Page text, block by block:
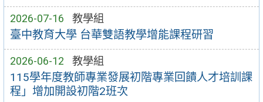
2026-07-16 教學組
臺中教育大學 台華雙語教學增能課程研習
2026-06-12 教學組
115學年度教師專業發展初階專業回饋人才培訓課
程」增加開設初階2班次